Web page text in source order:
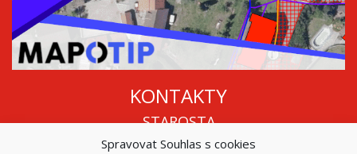
Spravovat Souhlas s cookies
KONTAKTY
STAROSTA
Mgr. Roman Vala